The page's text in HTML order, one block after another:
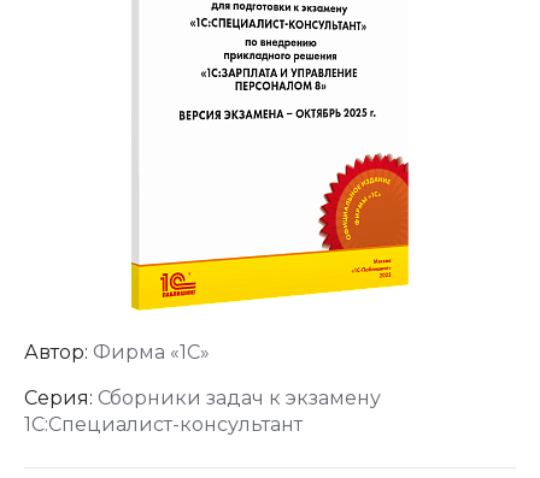
Автор: Фирма «1С»
Серия: Сборники задач к экзамену
1С:Специалист-консультант